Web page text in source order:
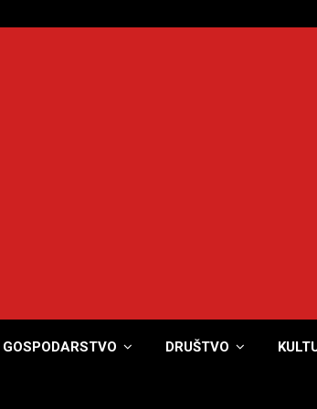
GOSPODARSTVO DRUŠTVO